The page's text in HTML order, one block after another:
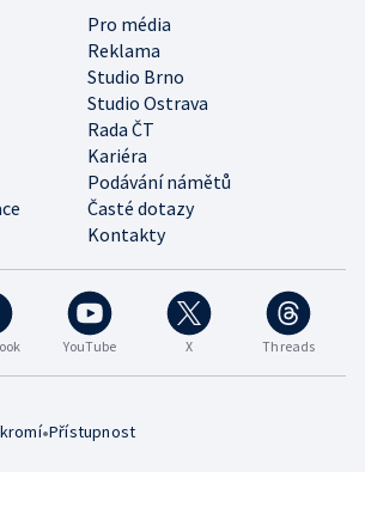
Pro média
Reklama
Studio Brno
Studio Ostrava
Rada ČT
Kariéra
Podávání námětů
Časté dotazy
Kontakty
YouTube X Threads
•Přístupnost